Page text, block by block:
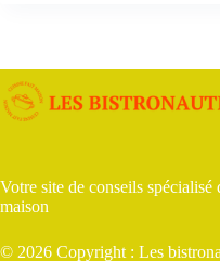
Votre site de conseils spécialisé
maison
© 2026 Copyright : Les